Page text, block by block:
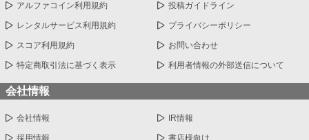
アルファコイン利用規約 投稿ガイドライン
レンタルサービス利用規約 プライバシーポリシー
スコア利用規約 お問い合わせ
特定商取引法に基づく表示 利用者情報の外部送信について
会社情報
会社情報 IR情報